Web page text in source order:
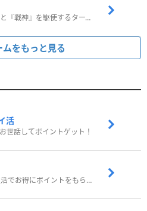
武器の『アビリティ』と『戦神』を駆使するターン制コマンドバトルRPG！
ムをもっと見る
活
世話してポイントゲット！
歩いてポイ活！日常生活でお得にポイントをもらおう